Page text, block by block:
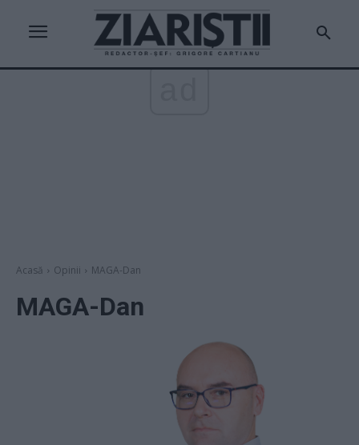
Acasă Opinii MAGA-Dan
MAGA-Dan